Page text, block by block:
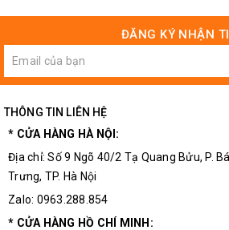
Chi Tiết Module Thẻ Nhớ
ĐĂNG KÝ NHẬN
THÔNG TIN LIÊN HỆ
* CỬA HÀNG HÀ NỘI:
Địa chỉ: Số 9 Ngõ 40/2 Tạ Quang Bửu, P.
Trưng, TP. Hà Nội
Zalo: 0963.288.854
* CỬA HÀNG HỒ CHÍ MINH: